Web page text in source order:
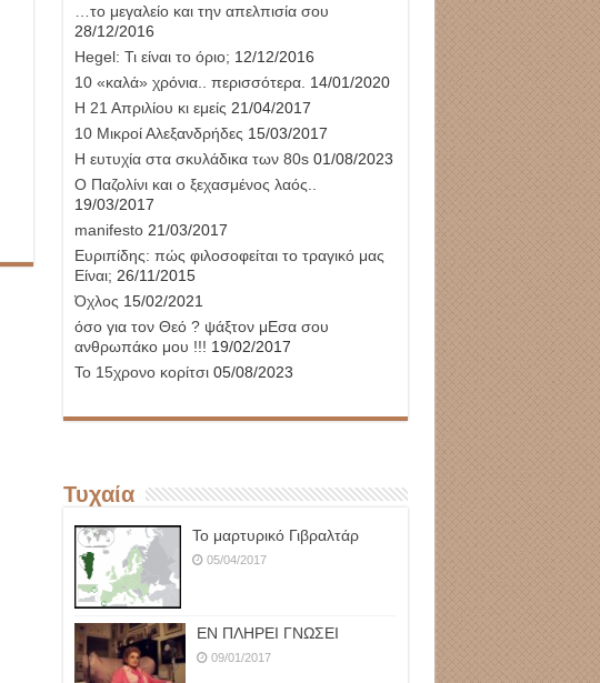
…το μεγαλείο και την απελπισία σου
28/12/2016
Hegel: Τι είναι το όριο; 12/12/2016
10 «καλά» χρόνια.. περισσότερα. 14/01/2020
Η 21 Απριλίου κι εμείς 21/04/2017
10 Μικροί Αλεξανδρήδες 15/03/2017
Η ευτυχία στα σκυλάδικα των 80s01/08/2023
Ο Παζολίνι και ο ξεχασμένος λαός..
19/03/2017
manifesto21/03/2017
Ευριπίδης: πώς φιλοσοφείται το τραγικό μας
Είναι; 26/11/2015
Όχλος 15/02/2021
όσο για τον Θεό ? ψάξτον μΕσα σου
ανθρωπάκο μου !!! 19/02/2017
Το 15χρονο κορίτσι05/08/2023
Τυχαία
Το μαρτυρικό Γιβραλτάρ
05/04/2017
ΕΝ ΠΛΗΡΕΙ ΓΝΩΣΕΙ
09/01/2017